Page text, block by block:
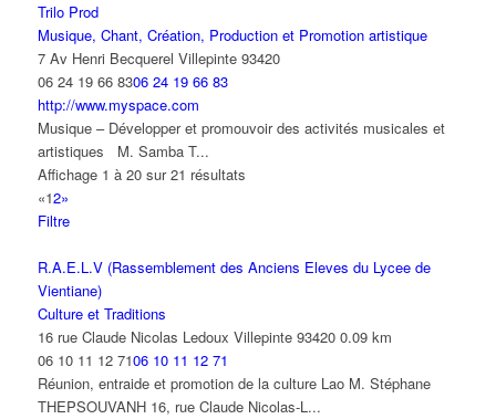
Trilo Prod
Musique, Chant, Création, Production et Promotion artistique
7 Av Henri Becquerel Villepinte 93420
06 24 19 66 8306 24 19 66 83
http://www.myspace.com
Musique – Développer et promouvoir des activités musicales et
artistiques M. Samba T...
Affichage 1 à 20 sur 21 résultats
«12»
Filtre
R.A.E.L.V (Rassemblement des Anciens Eleves du Lycee de
Vientiane)
Culture et Traditions
16 rue Claude Nicolas Ledoux Villepinte 93420 0.09 km
06 10 11 12 7106 10 11 12 71
Réunion, entraide et promotion de la culture Lao M. Stéphane
THEPSOUVANH 16, rue Claude Nicolas-L...